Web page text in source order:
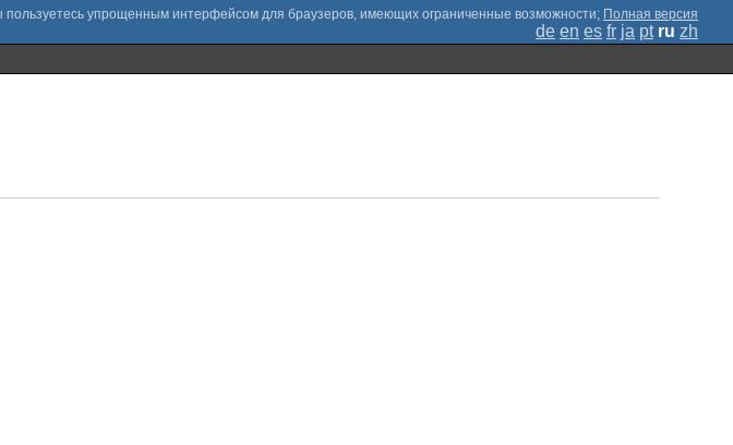
; Полная версия
de en es fr ja pt ru zh